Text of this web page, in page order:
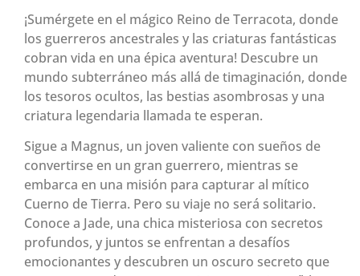
¡Sumérgete en el mágico Reino de Terracota, donde
los guerreros ancestrales y las criaturas fantásticas
cobran vida en una épica aventura! Descubre un
mundo subterráneo más allá de timaginación, donde
los tesoros ocultos, las bestias asombrosas y una
criatura legendaria llamada te esperan.
Sigue a Magnus, un joven valiente con sueños de
convertirse en un gran guerrero, mientras se
embarca en una misión para capturar al mítico
Cuerno de Tierra. Pero su viaje no será solitario.
Conoce a Jade, una chica misteriosa con secretos
profundos, y juntos se enfrentan a desafíos
emocionantes y descubren un oscuro secreto que